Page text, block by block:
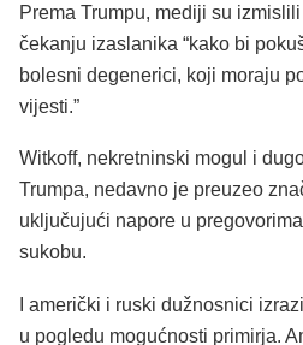
Prema Trumpu, mediji su
čekanju izaslanika “kako bi
bolesni degenerici, koji moraju
vijesti.”
Witkoff, nekretninski mogul i
Trumpa, nedavno je preuzeo
uključujući napore u
sukobu.
I američki i ruski dužnosnici
u pogledu mogućnosti primirja.